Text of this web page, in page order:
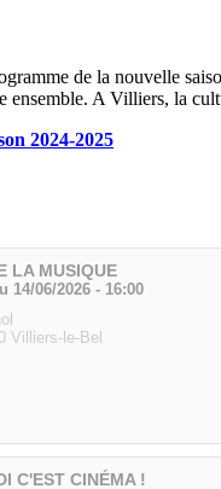
de la nouvelle
ensemble. A Villiers, la
2024-2025